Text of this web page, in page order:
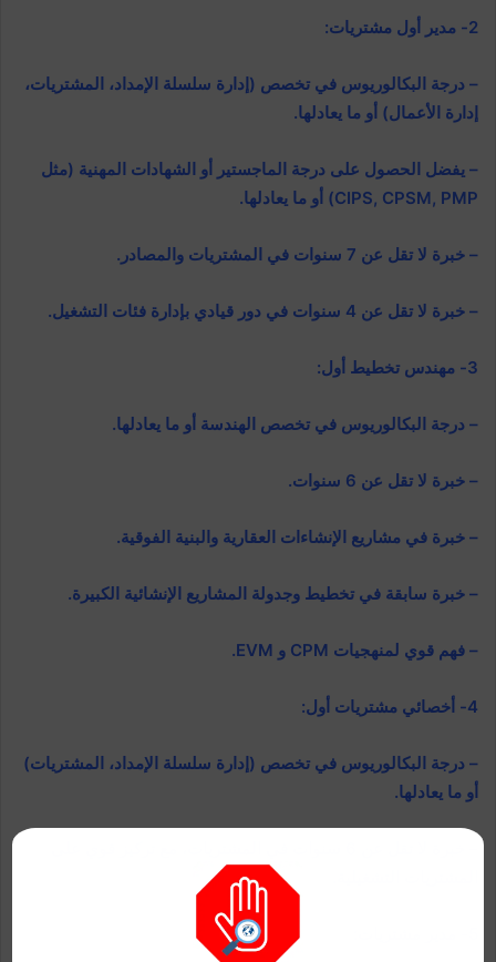
2- مدير أول مشتريات:
– درجة البكالوريوس في تخصص (إدارة سلسلة الإمداد، المشتريات،
إدارة الأعمال) أو ما يعادلها.
– يفضل الحصول على درجة الماجستير أو الشهادات المهنية (مثل
CIPS, CPSM, PMP) أو ما يعادلها.
– خبرة لا تقل عن 7 سنوات في المشتريات والمصادر.
– خبرة لا تقل عن 4 سنوات في دور قيادي بإدارة فئات التشغيل.
3- مهندس تخطيط أول:
– درجة البكالوريوس في تخصص الهندسة أو ما يعادلها.
– خبرة لا تقل عن 6 سنوات.
– خبرة في مشاريع الإنشاءات العقارية والبنية الفوقية.
– خبرة سابقة في تخطيط وجدولة المشاريع الإنشائية الكبيرة.
– فهم قوي لمنهجيات CPM و EVM.
4- أخصائي مشتريات أول:
– درجة البكالوريوس في تخصص (إدارة سلسلة الإمداد، المشتريات)
أو ما يعادلها.